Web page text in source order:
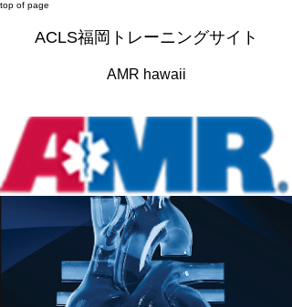
top of page
​ACLS福岡トレーニングサイト
AMR hawaii